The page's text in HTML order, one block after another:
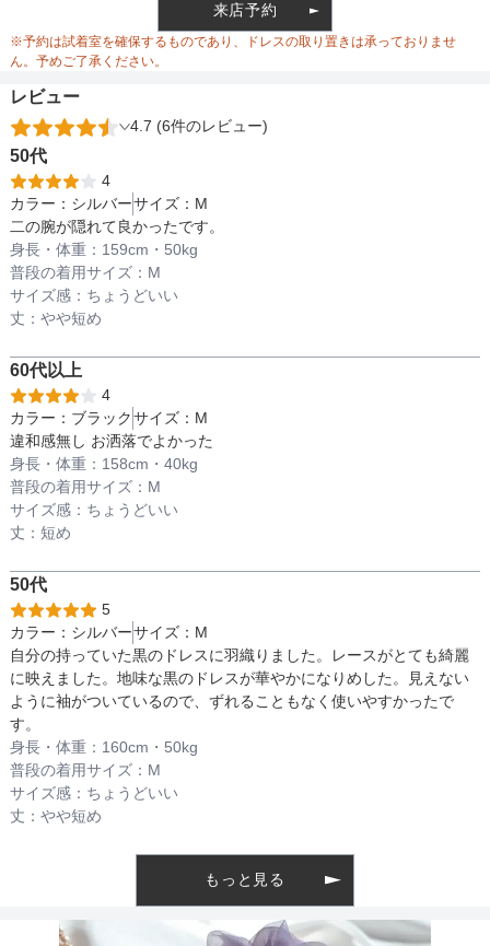
ウエスト調整
備考
素材
仕様
インナー
透け感
ファスナー
来店予約
※予約は試着室を確保するものであり、ドレスの取り置きは承っておりませ
ん。予めご了承ください。
レビュー
4.7 (6件のレビュー)
50代
4
カラー： シルバーサイズ： M
二の腕が隠れて良かったです。
身長・体重： 159cm・ 50kg
普段の着用サイズ： M
サイズ感： ちょうどいい
丈： やや短め
60代以上
4
カラー： ブラックサイズ： M
違和感無し お洒落でよかった
身長・体重： 158cm・ 40kg
普段の着用サイズ： M
サイズ感： ちょうどいい
丈： 短め
50代
5
カラー： シルバーサイズ： M
自分の持っていた黒のドレスに羽織りました。レースがとても綺麗
に映えました。地味な黒のドレスが華やかになりめした。見えない
ように袖がついているので、ずれることもなく使いやすかったで
す。
身長・体重： 160cm・ 50kg
普段の着用サイズ： M
サイズ感： ちょうどいい
丈： やや短め
もっと見る